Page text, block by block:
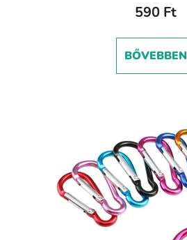
590 Ft
BŐVEBBEN